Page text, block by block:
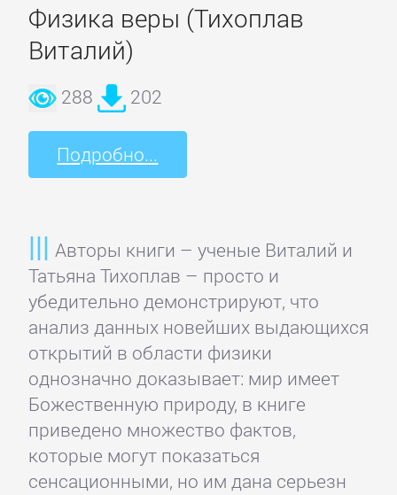
Физика веры (Тихоплав
Виталий)
288 202
Подробно...
Авторы книги – ученые Виталий и
Татьяна Тихоплав – просто и
убедительно демонстрируют, что
анализ данных новейших выдающихся
открытий в области физики
однозначно доказывает: мир имеет
Божественную природу, в книге
приведено множество фактов,
которые могут показаться
сенсационными, но им дана серьезн
Зарубежные
Зарубежные
любовные
романы
Зарубежные
приключения
Зарубежные
стихи
Современная
зарубежная
литература